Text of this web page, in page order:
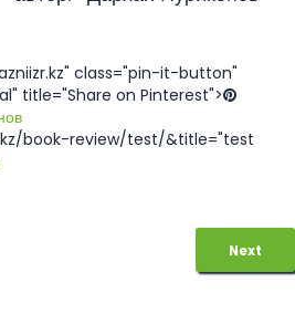
class="pin-it-button"
title="Share on Pinterest">
book-review/test/&title="test
Next